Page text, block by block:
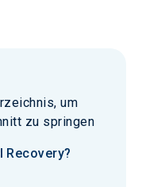
um
zu springen
Recovery?